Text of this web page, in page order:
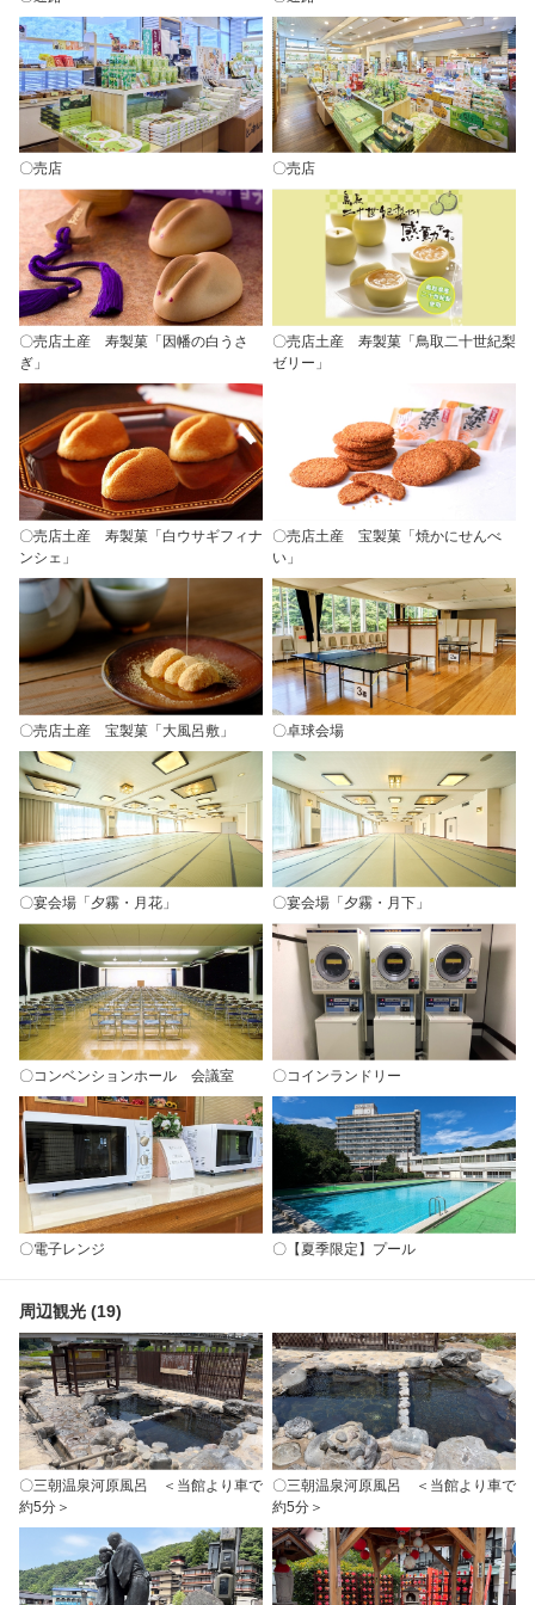
〇売店 〇売店
〇売店土産 寿製菓「因幡の白うさ
ぎ」
〇売店土産 寿製菓「鳥取二十世紀梨
ゼリー」
〇売店土産 寿製菓「白ウサギフィナ
ンシェ」
〇売店土産 宝製菓「焼かにせんべ
い」
〇売店土産 宝製菓「大風呂敷」 〇卓球会場
〇宴会場「夕霧・月花」 〇宴会場「夕霧・月下」
〇コンベンションホール 会議室 〇コインランドリー
〇電子レンジ 〇【夏季限定】プール
周辺観光 (19)
〇三朝温泉河原風呂 ＜当館より車で
約5分＞
〇三朝温泉河原風呂 ＜当館より車で
約5分＞